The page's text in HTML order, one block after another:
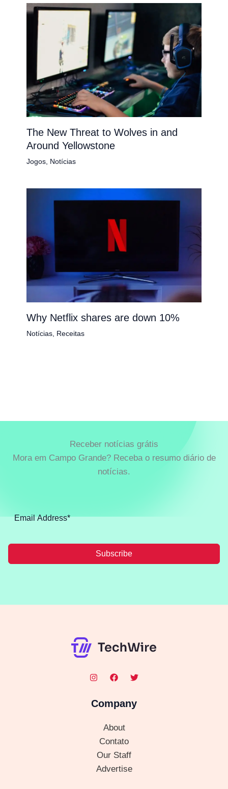
The New Threat to Wolves in and
Around Yellowstone
Jogos, Notícias
Why Netflix shares are down 10%
Notícias, Receitas
Receber notícias grátis
Mora em Campo Grande? Receba o resumo diário de
notícias.
Subscribe
Company
About
Contato
Our Staff
Advertise